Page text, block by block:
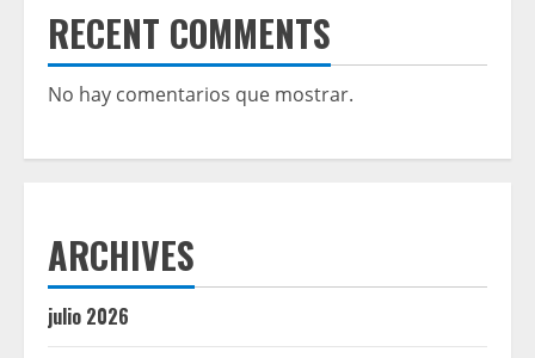
RECENT COMMENTS
No hay comentarios que mostrar.
ARCHIVES
julio 2026